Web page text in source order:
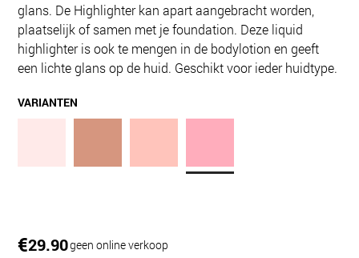
glans. De Highlighter kan apart aangebracht worden,
plaatselijk of samen met je foundation. Deze liquid
highlighter is ook te mengen in de bodylotion en geeft
een lichte glans op de huid. Geschikt voor ieder huidtype.
VARIANTEN
€29.90geen online verkoop